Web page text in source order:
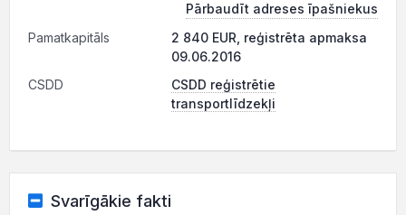
Pārbaudīt adreses īpašniekus
Pamatkapitāls
2 840 EUR, reģistrēta apmaksa
09.06.2016
CSDD
CSDD reģistrētie
transportlīdzekļi
Svarīgākie fakti